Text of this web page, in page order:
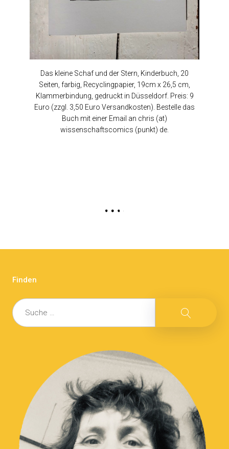
Das kleine Schaf und der Stern, Kinderbuch, 20
Seiten, farbig, Recyclingpapier, 19cm x 26,5 cm,
Klammerbindung, gedruckt in Düsseldorf. Preis: 9
Euro (zzgl. 3,50 Euro Versandkosten). Bestelle das
Buch mit einer Email an chris (at)
wissenschaftscomics (punkt) de.
Finden